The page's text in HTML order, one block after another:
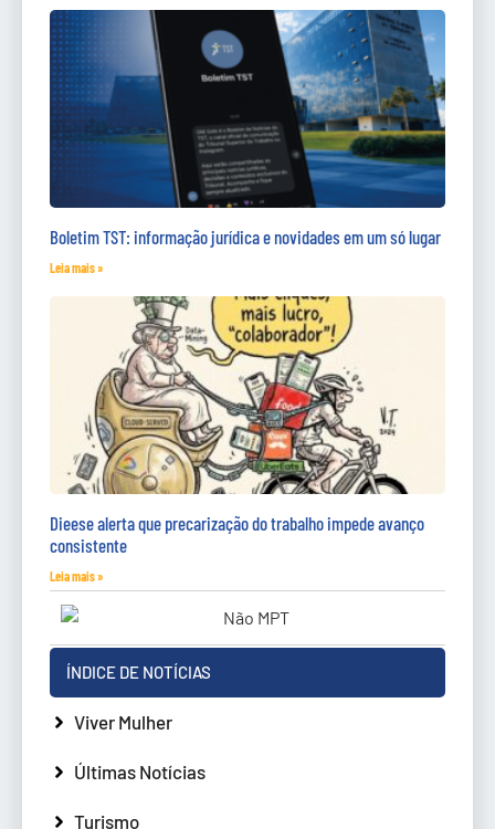
Boletim TST: informação jurídica e novidades em um só lugar
Leia mais »
Dieese alerta que precarização do trabalho impede avanço
consistente
Leia mais »
ÍNDICE DE NOTÍCIAS
Viver Mulher
Últimas Notícias
Turismo